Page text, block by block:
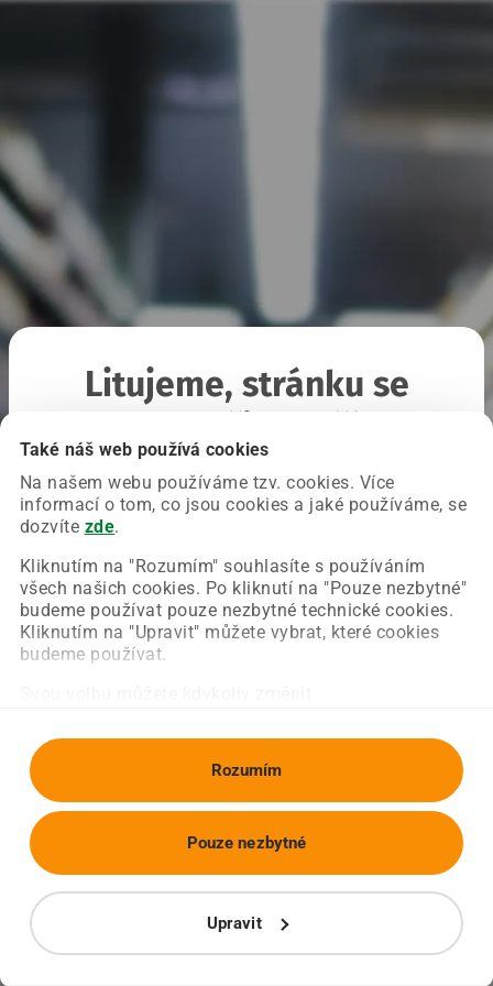
Také náš web používá cookies
Na našem webu používáme tzv. cookies. Více
informací o tom, co jsou cookies a jaké používáme, se
dozvíte zde.
Kliknutím na "Rozumím" souhlasíte s používáním
všech našich cookies. Po kliknutí na "Pouze nezbytné"
budeme používat pouze nezbytné technické cookies.
Kliknutím na "Upravit" můžete vybrat, které cookies
budeme používat.
Rozumím
Upravit
Pouze nezbytné
Litujeme, stránku se
Chyba nastala na naší straně a už ji opravujeme.
Zkuste prosím znovu načíst požadovanou stránku.
Obnovit stránku Úvodní strana